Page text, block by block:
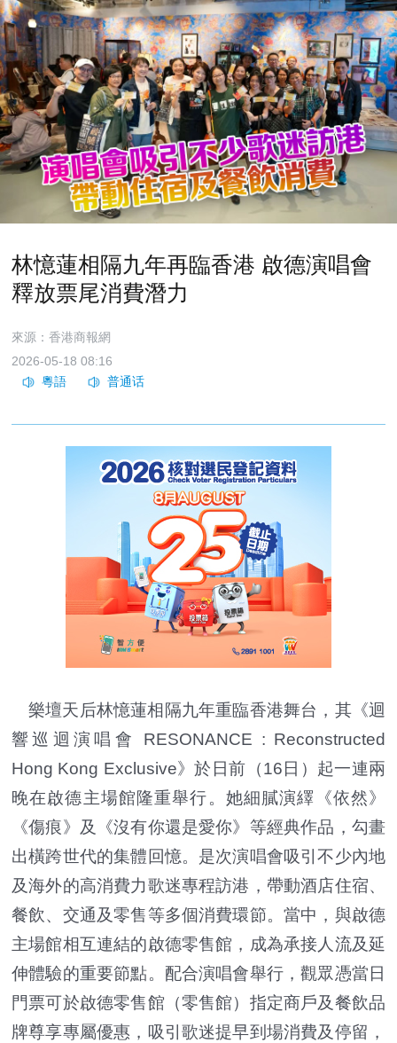
林憶蓮相隔九年再臨香港 啟德演唱會
釋放票尾消費潛力
來源：香港商報網
2026-05-18 08:16
樂壇天后林憶蓮相隔九年重臨香港舞台，其《迴
響巡迴演唱會 RESONANCE : Reconstructed
Hong Kong Exclusive》於日前（16日）起一連兩
晚在啟德主場館隆重舉行。她細膩演繹《依然》
《傷痕》及《沒有你還是愛你》等經典作品，勾畫
出橫跨世代的集體回憶。是次演唱會吸引不少內地
及海外的高消費力歌迷專程訪港，帶動酒店住宿、
餐飲、交通及零售等多個消費環節。當中，與啟德
主場館相互連結的啟德零售館，成為承接人流及延
伸體驗的重要節點。配合演唱會舉行，觀眾憑當日
門票可於啟德零售館（零售館）指定商戶及餐飲品
牌尊享專屬優惠，吸引歌迷提早到場消費及停留，